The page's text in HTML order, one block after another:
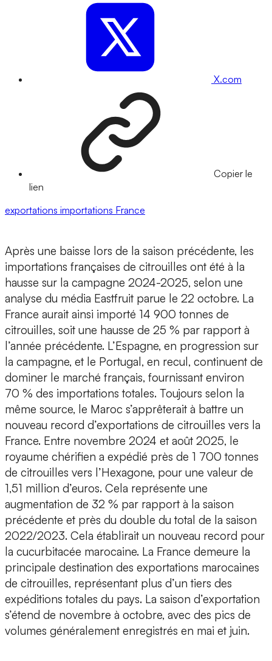
X.com
Copier le
lien
exportations importations France
Après une baisse lors de la saison précédente, les
importations françaises de citrouilles ont été à la
hausse sur la campagne 2024-2025, selon une
analyse du média Eastfruit parue le 22 octobre. La
France aurait ainsi importé 14 900 tonnes de
citrouilles, soit une hausse de 25 % par rapport à
l’année précédente. L’Espagne, en progression sur
la campagne, et le Portugal, en recul, continuent de
dominer le marché français, fournissant environ
70 % des importations totales. Toujours selon la
même source, le Maroc s’apprêterait à battre un
nouveau record d’exportations de citrouilles vers la
France. Entre novembre 2024 et août 2025, le
royaume chérifien a expédié près de 1 700 tonnes
de citrouilles vers l’Hexagone, pour une valeur de
1,51 million d’euros. Cela représente une
augmentation de 32 % par rapport à la saison
précédente et près du double du total de la saison
2022/2023. Cela établirait un nouveau record pour
la cucurbitacée marocaine. La France demeure la
principale destination des exportations marocaines
de citrouilles, représentant plus d’un tiers des
expéditions totales du pays. La saison d’exportation
s’étend de novembre à octobre, avec des pics de
volumes généralement enregistrés en mai et juin.